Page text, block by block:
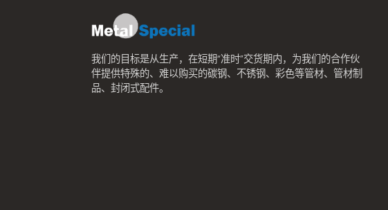
我们的目标是从生产，在短期“准时”交货期内，为我们的合作伙
伴提供特殊的、难以购买的碳钢、不锈钢、彩色等管材、管材制
品、封闭式配件。